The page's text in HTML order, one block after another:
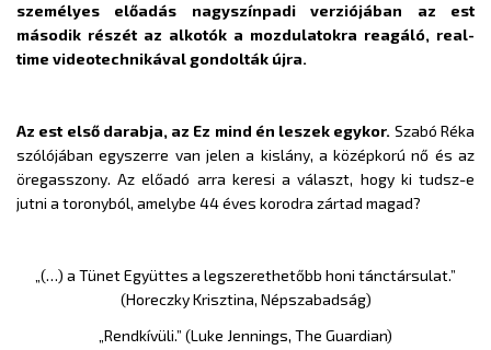
személyes előadás nagyszínpadi verziójában az est
második részét az alkotók a mozdulatokra reagáló, real-
time videotechnikával gondolták újra.
Az est első darabja, az Ez mind én leszek egykor. Szabó Réka
szólójában egyszerre van jelen a kislány, a középkorú nő és az
öregasszony. Az előadó arra keresi a választ, hogy ki tudsz-e
jutni a toronyból, amelybe 44 éves korodra zártad magad?
„(…) a Tünet Együttes a legszerethetőbb honi tánctársulat.”
(Horeczky Krisztina, Népszabadság)
„Rendkívüli.” (Luke Jennings, The Guardian)